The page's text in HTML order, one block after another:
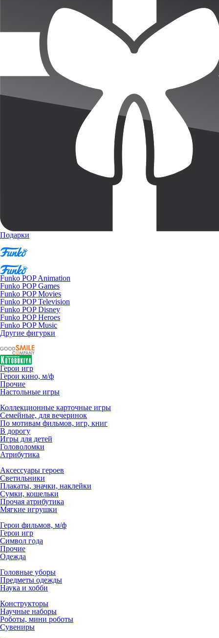
Подарки
Funko POP Animation
Funko POP Games
Funko POP Movies
Funko POP Television
Funko POP Disney
Funko POP Heroes
Funko POP Music
Другие фигурки
Герои игр
Герои кино, м/ф
Прочие
Настольные игры
Коллекционные карточные игры
Семейные, для вечеринок
По мотивам фильмов, игр, книг
В дорогу
Игры для детей
Головоломки
Атрибутика
Аксессуары героев
Светильники
Плакаты, значки, наклейки
Сумки, кошельки
Прочая атрибутика
Мягкие игрушки
Герои фильмов, м/ф
Герои игр
Символ года
Прочие
Одежда
Головные уборы
Предметы одежды
Наука и хобби
Конструкторы
Научные наборы
Роботы, мини роботы
Сувениры